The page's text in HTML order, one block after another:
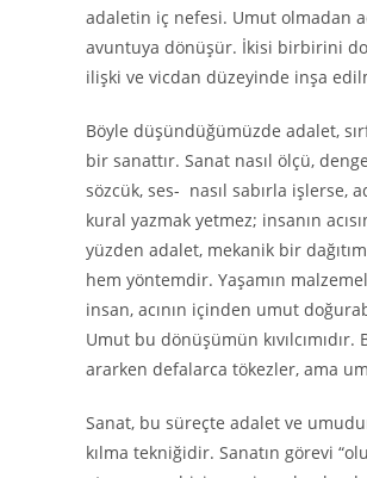
adaletin iç nefesi. Umut olmadan
avuntuya dönüşür. İkisi birbirini
ilişki ve vicdan düzeyinde inşa
Böyle düşündüğümüzde adalet,
bir sanattır. Sanat nasıl ölçü,
sözcük, ses- nasıl sabırla işlerse,
kural yazmak yetmez; insanın
yüzden adalet, mekanik bir
hem yöntemdir. Yaşamın
insan, acının içinden umut
Umut bu dönüşümün
ararken defalarca tökezler, ama
Sanat, bu süreçte adalet ve
kılma tekniğidir. Sanatın görevi